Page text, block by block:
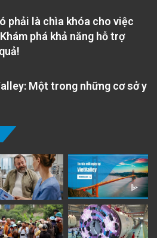
phải là chìa khóa cho việc
phá khả năng hỗ trợ
Một trong những cơ sở y